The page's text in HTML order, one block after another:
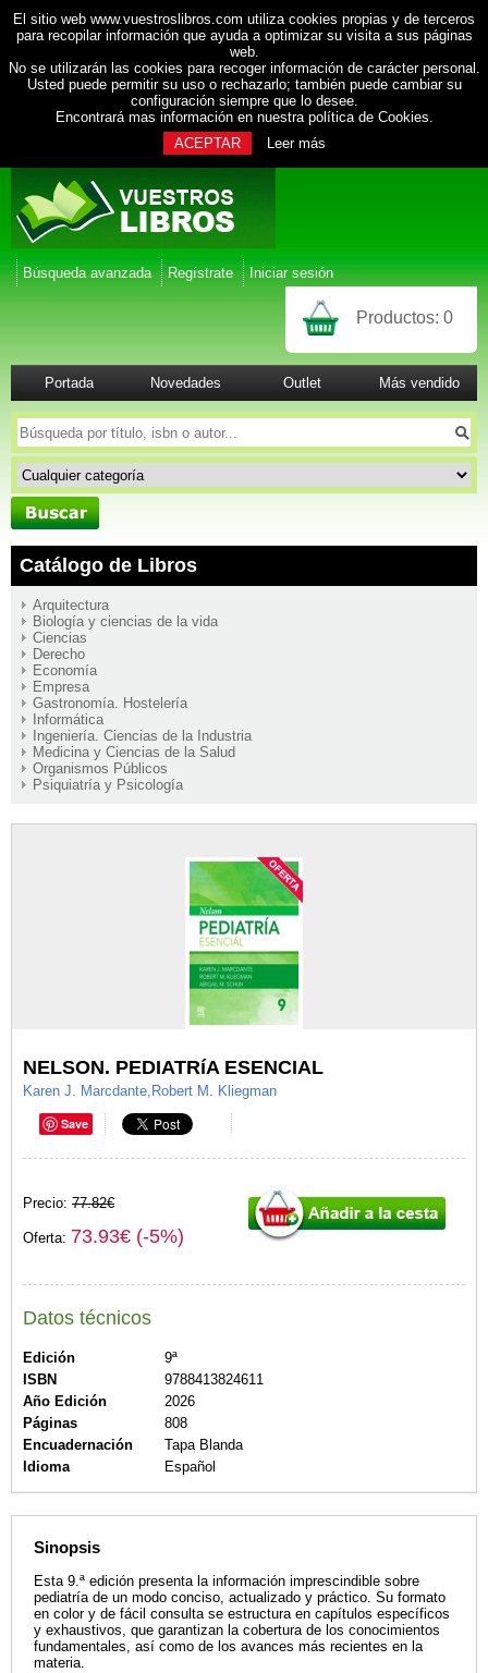
El sitio web www.vuestroslibros.com utiliza cookies propias y de terceros
para recopilar información que ayuda a optimizar su visita a sus páginas
web.
No se utilizarán las cookies para recoger información de carácter personal.
Usted puede permitir su uso o rechazarlo; también puede cambiar su
configuración siempre que lo desee.
Encontrará mas información en nuestra política de Cookies.
ACEPTAR
Leer más
Búsqueda avanzada Regístrate Iniciar sesión
Productos: 0
Portada Novedades Outlet Más vendido
Catálogo de Libros
Arquitectura
Biología y ciencias de la vida
Ciencias
Derecho
Economía
Empresa
Gastronomía. Hostelería
Informática
Ingeniería. Ciencias de la Industria
Medicina y Ciencias de la Salud
Organismos Públicos
Psiquiatría y Psicología
NELSON. PEDIATRíA ESENCIAL
Karen J. Marcdante,Robert M. Kliegman
Save
Precio: 77.82€
Oferta: 73.93€ (-5%)
Datos técnicos
Edición
9ª
ISBN
9788413824611
Año Edición
2026
Páginas
808
Encuadernación
Tapa Blanda
Idioma
Español
Sinopsis
Esta 9.ª edición presenta la información imprescindible sobre
pediatría de un modo conciso, actualizado y práctico. Su formato
en color y de fácil consulta se estructura en capítulos específicos
y exhaustivos, que garantizan la cobertura de los conocimientos
fundamentales, así como de los avances más recientes en la
materia.